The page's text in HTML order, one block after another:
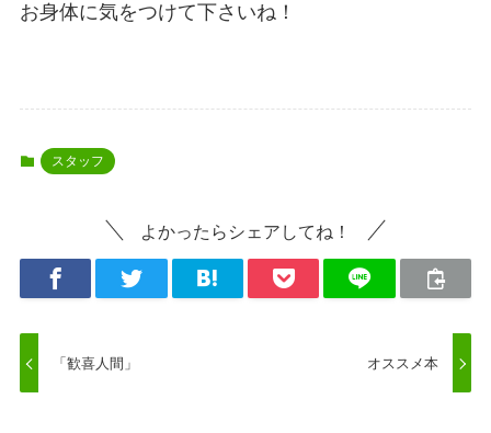
お身体に気をつけて下さいね！
スタッフ
よかったらシェアしてね！
「歓喜人間」 オススメ本